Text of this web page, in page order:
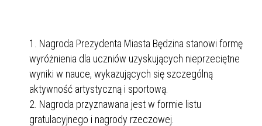
Nagroda Prezydenta Miasta Będzina stanowi formę
wyróżnienia dla uczniów uzyskujących nieprzeciętne
wyniki w nauce, wykazujących się szczególną
aktywność artystyczną i sportową.
Nagroda przyznawana jest w formie listu
gratulacyjnego i nagrody rzeczowej.